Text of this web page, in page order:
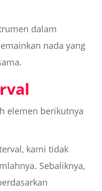
dalam
nada yang
elemen berikutnya
kami tidak
Sebaliknya,